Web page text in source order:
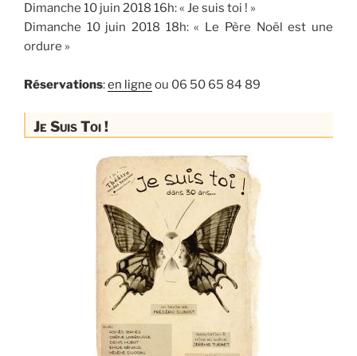
Dimanche 10 juin 2018 16h: « Je suis toi ! »
Dimanche 10 juin 2018 18h: « Le Père Noël est une
ordure »
Réservations:en ligne ou 06 50 65 84 89
Je Suis Toi !